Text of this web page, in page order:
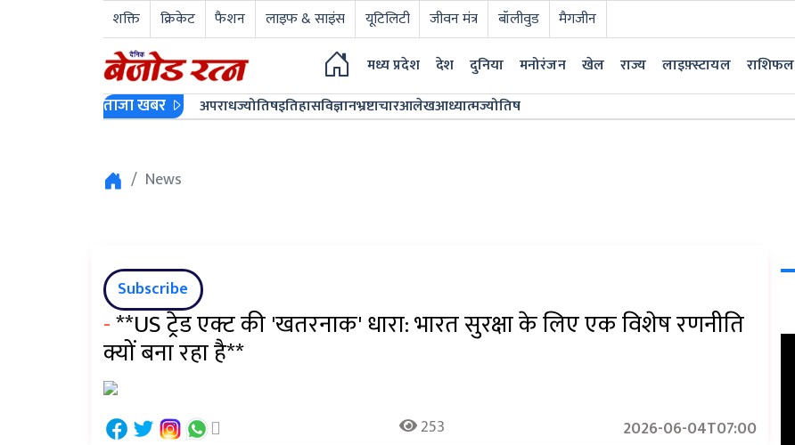
शक्ति क्रिकेट फैशन लाइफ & साइंस यूटिलिटी जीवन मंत्र बॉलीवुड
मैगजीन
मध्य प्रदेश
देश दुनिया मनोरंजन खेल राज्य लाइफ़्स्टायल राशिफल
ताजा खबर अपराधज्योतिषइतिहासविज्ञानभ्रष्टाचारआलेखआध्यात्मज्योतिष
News
Subscribe
-**US ट्रेड एक्ट की 'खतरनाक' धारा: भारत सुरक्षा के लिए एक विशेष रणनीति
क्यों बना रहा है**
253 2026-06-04T07:00